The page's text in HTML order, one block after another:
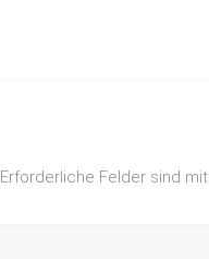
Erforderliche Felder sind mit